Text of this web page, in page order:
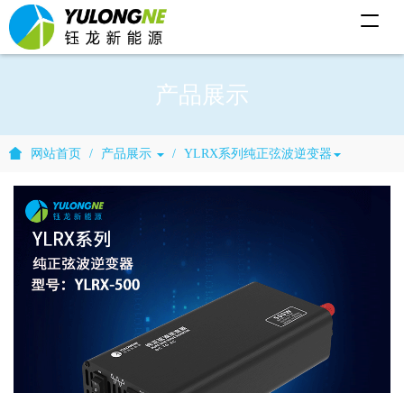
T
g
v
a
产品展示
网站首页 产品展示 YLRX系列纯正弦波逆变器